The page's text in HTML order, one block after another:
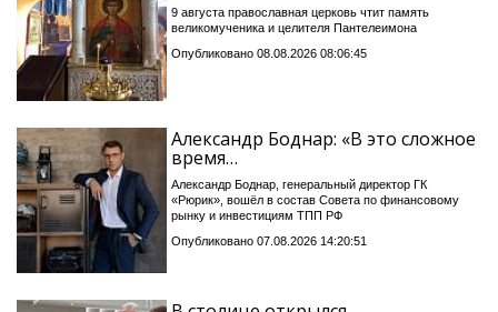
9 августа православная церковь чтит память
великомученика и целителя Пантелеимона
Опубликовано 08.08.2026 08:06:45
Александр Боднар: «В это сложное
время…
Александр Боднар, генеральный директор ГК
«Рюрик», вошёл в состав Совета по финансовому
рынку и инвестициям ТПП РФ
Опубликовано 07.08.2026 14:20:51